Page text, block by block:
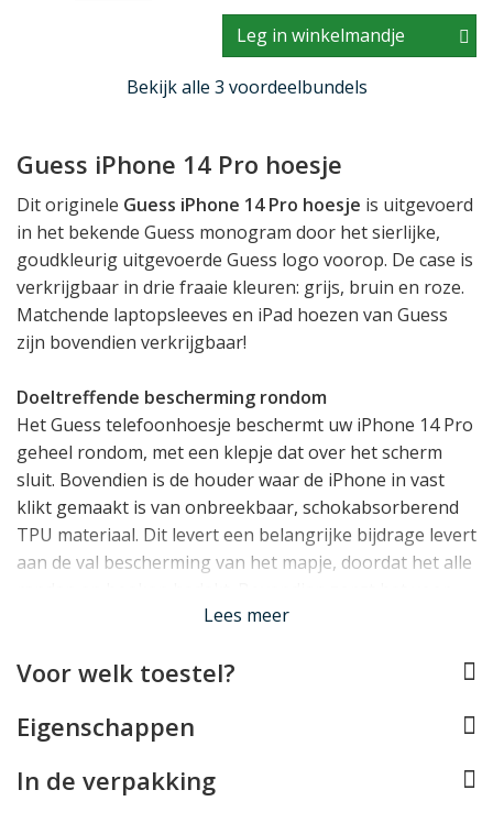
Leg in winkelmandje
Bekijk alle 3 voordeelbundels
Guess iPhone 14 Pro hoesje
Dit originele Guess iPhone 14 Pro hoesje is uitgevoerd
in het bekende Guess monogram door het sierlijke,
goudkleurig uitgevoerde Guess logo voorop. De case is
verkrijgbaar in drie fraaie kleuren: grijs, bruin en roze.
Matchende laptopsleeves en iPad hoezen van Guess
zijn bovendien verkrijgbaar!
Doeltreffende bescherming rondom
Het Guess telefoonhoesje beschermt uw iPhone 14 Pro
geheel rondom, met een klepje dat over het scherm
sluit. Bovendien is de houder waar de iPhone in vast
klikt gemaakt is van onbreekbaar, schokabsorberend
TPU materiaal. Dit levert een belangrijke bijdrage levert
aan de val bescherming van het mapje, doordat het alle
een klein opstaand randje rond het display.
Pashouder en Stand
functionaliteit toe in de vorm van een standaardje en
voering van het klepje.
Lees meer
Voor welk toestel?
Eigenschappen
In de verpakking